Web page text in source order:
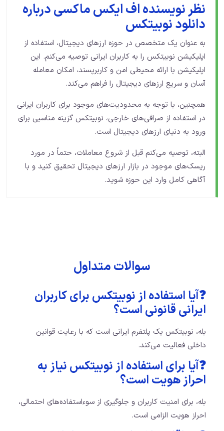
نظر نویسنده اف ایکس ماکسی درباره
دانلود نوبیتکس
به عنوان یک متخصص در حوزه ارزهای دیجیتال، استفاده از
اپلیکیشن نوبیتکس را به کاربران ایرانی توصیه می‌کنم. این
اپلیکیشن با ارائه محیطی امن و کاربرپسند، امکان معامله
آسان و سریع ارزهای دیجیتال را فراهم می‌کند.
همچنین، با توجه به محدودیت‌های موجود برای کاربران ایرانی
در استفاده از صرافی‌های خارجی، نوبیتکس گزینه مناسبی برای
ورود به دنیای ارزهای دیجیتال است.
البته، توصیه می‌کنم قبل از شروع معاملات، حتماً در مورد
ریسک‌های موجود در بازار ارزهای دیجیتال تحقیق کنید و با
آگاهی کامل وارد این حوزه شوید.
سوالات متداول
❓آیا استفاده از نوبیتکس برای کاربران
ایرانی قانونی است؟
بله، نوبیتکس یک پلتفرم ایرانی است که با رعایت قوانین
داخلی فعالیت می‌کند.
❓آیا برای استفاده از نوبیتکس نیاز به
احراز هویت است؟
بله، برای امنیت کاربران و جلوگیری از سوءاستفاده‌های احتمالی،
احراز هویت الزامی است.